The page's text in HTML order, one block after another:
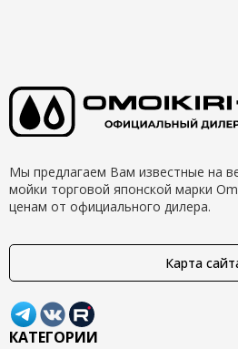
Мы предлагаем Вам известные на
мойки торговой японской марки
ценам от официального дилера.
Карта
КАТЕГОРИИ